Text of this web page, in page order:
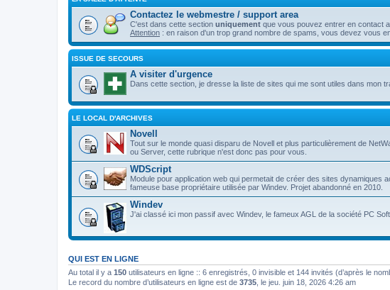
Contactez le webmestre / support area
C'est dans cette section uniquement que vous pouvez entrer en contact
Attention : en raison d'un trop grand nombre de spams, vous devez vous
ISSUE DE SECOURS
A visiter d'urgence
Dans cette section, je dresse la liste de sites qui me sont utiles dans mon
LE LOCAL D'ARCHIVES
Novell
Tout sur le monde quasi disparu de Novell et plus particulièrement de
ou Server, cette rubrique n'est donc pas pour vous.
WDScript
Module pour application web qui permetait de créer des sites dynamiques
fameuse base propriétaire utilisée par Windev. Projet abandonné en 2010.
Windev
J'ai classé ici mon passif avec Windev, le fameux AGL de la société PC
QUI EST EN LIGNE
Au total il y a 150 utilisateurs en ligne :: 6 enregistrés, 0 invisible et 144 invités (d’après le
Le record du nombre d’utilisateurs en ligne est de 3735 , le jeu. juin 18, 2026 4:26 am